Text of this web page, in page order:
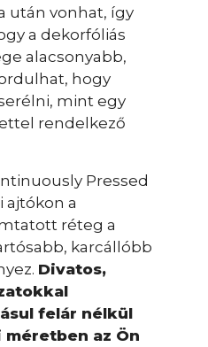
után vonhat, így
a dekorfóliás
alacsonyabb,
hogy
mint egy
rendelkező
Pressed
ajtókon a
réteg a
karcállóbb
Divatos,
felár nélkül
az Ön